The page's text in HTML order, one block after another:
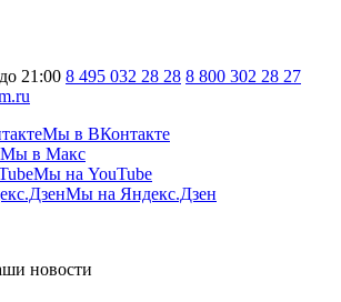
21:00 8 495 032 28 28 8 800 302 28 27
Мы в ВКонтакте
Мы в Макс
Мы на YouTube
Мы на Яндекс.Дзен
новости